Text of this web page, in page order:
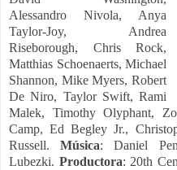
Alessandro Nivola, Anya
Taylor-Joy, Andrea
Riseborough, Chris Rock,
Matthias Schoenaerts, Michael
Shannon, Mike Myers, Robert
De Niro, Taylor Swift, Rami
Malek, Timothy Olyphant,
Camp, Ed Begley Jr.,
Russell.Música: Daniel
Lubezki. Productora: 20th